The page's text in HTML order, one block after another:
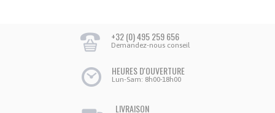
+32 (0) 495 259 656
Demandez-nous conseil
HEURES D'OUVERTURE
Lun-Sam: 8h00-18h00
LIVRAISON